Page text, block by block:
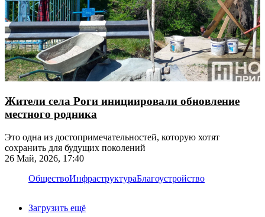
Жители села Роги инициировали обновление
местного родника
Это одна из достопримечательностей, которую хотят
сохранить для будущих поколений
26 Май, 2026, 17:40
ОбществоИнфраструктураБлагоустройство
Загрузить ещё